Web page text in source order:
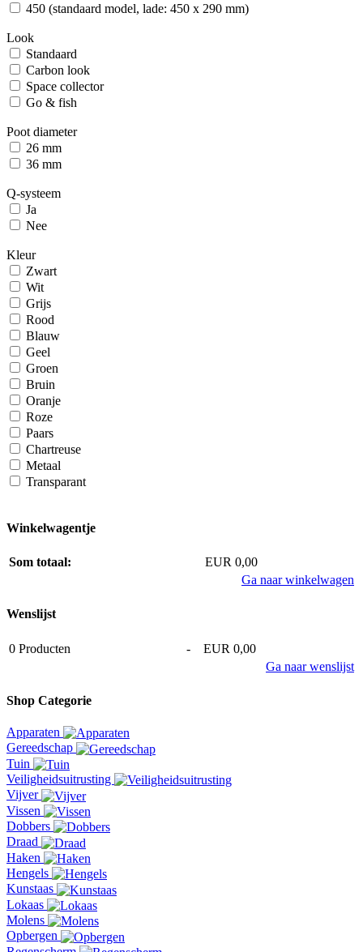
450 (standaard model, lade: 450 x 290 mm)
Look
Standaard
Carbon look
Space collector
Go & fish
Poot diameter
26 mm
36 mm
Q-systeem
Ja
Nee
Kleur
Zwart
Wit
Grijs
Rood
Blauw
Geel
Groen
Bruin
Oranje
Roze
Paars
Chartreuse
Metaal
Transparant
Winkelwagentje
Som totaal:
EUR 0,00
Ga naar winkelwagen
Wenslijst
0 Producten -
EUR 0,00
Ga naar wenslijst
Shop Categorie
Apparaten
Gereedschap
Tuin
Veiligheidsuitrusting
Vijver
Vissen
Dobbers
Draad
Haken
Hengels
Kunstaas
Lokaas
Molens
Opbergen